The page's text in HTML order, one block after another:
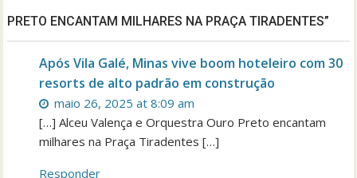
PRETO ENCANTAM MILHARES NA PRAÇA TIRADENTES”
Após Vila Galé, Minas vive boom hoteleiro com 30
resorts de alto padrão em construção
maio 26, 2025 at 8:09 am
[…] Alceu Valença e Orquestra Ouro Preto encantam
milhares na Praça Tiradentes […]
Responder